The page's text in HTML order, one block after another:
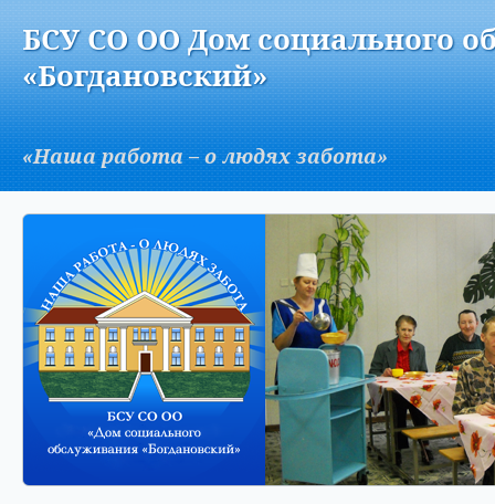
AБСУ СО ОО Дом социального
«Богдановский»
«Наша работа – о людях забота»